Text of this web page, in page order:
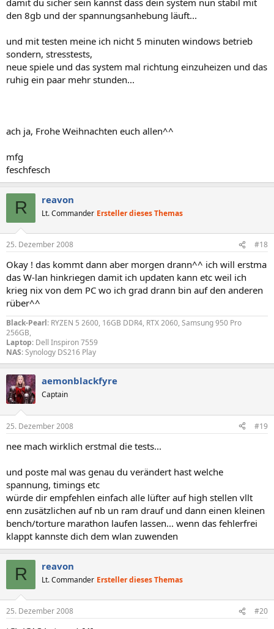
den 8gb und der spannungsanhebung läuft...
und mit testen meine ich nicht 5 minuten windows betrieb
sondern, stresstests,
neue spiele und das system mal richtung einzuheizen und das
ruhig ein paar mehr stunden...
ach ja, Frohe Weihnachten euch allen^^
mfg
feschfesch
R reavon
Lt. Commander Ersteller dieses Themas
25. Dezember 2008 #18
Okay ! das kommt dann aber morgen drann^^ ich will erstma
das W-lan hinkriegen damit ich updaten kann etc weil ich
krieg nix von dem PC wo ich grad drann bin auf den anderen
rüber^^
Black-Pearl: RYZEN 5 2600, 16GB DDR4, RTX 2060, Samsung 950 Pro
256GB,
Laptop: Dell Inspiron 7559
NAS: Synology DS216 Play
aemonblackfyre
Captain
25. Dezember 2008 #19
nee mach wirklich erstmal die tests...
und poste mal was genau du verändert hast welche
spannung, timings etc
würde dir empfehlen einfach alle lüfter auf high stellen vllt
enn zusätzlichen auf nb un ram drauf und dann einen kleinen
bench/torture marathon laufen lassen... wenn das fehlerfrei
klappt kannste dich dem wlan zuwenden
R reavon
Lt. Commander Ersteller dieses Themas
25. Dezember 2008 #20